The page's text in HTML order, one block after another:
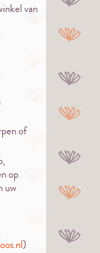
van
of
op
uw
)